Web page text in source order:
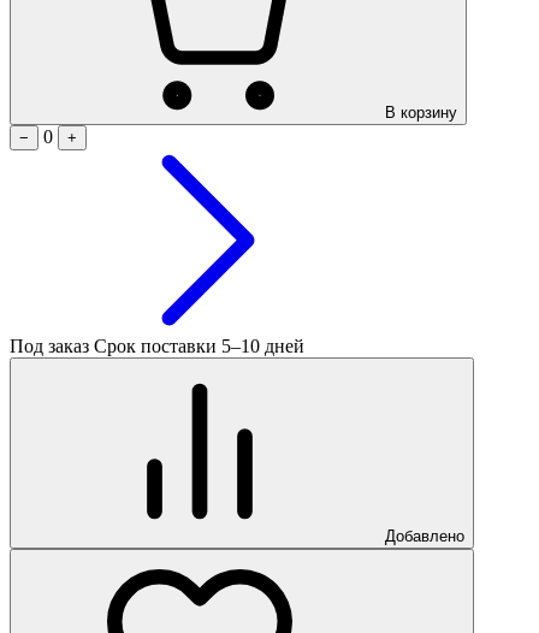
В корзину
−
0 +
Под заказ Срок поставки 5–10 дней
Добавлено